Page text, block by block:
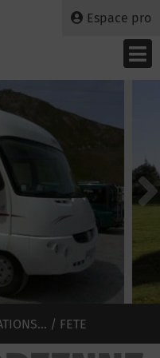
Espace pro
/ FETE